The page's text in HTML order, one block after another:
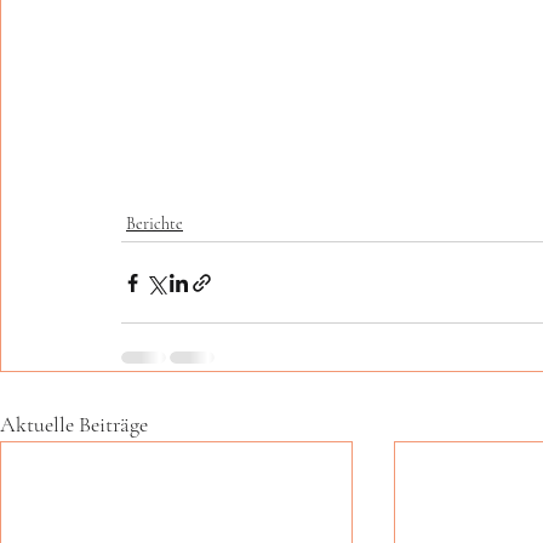
Berichte
Aktuelle Beiträge